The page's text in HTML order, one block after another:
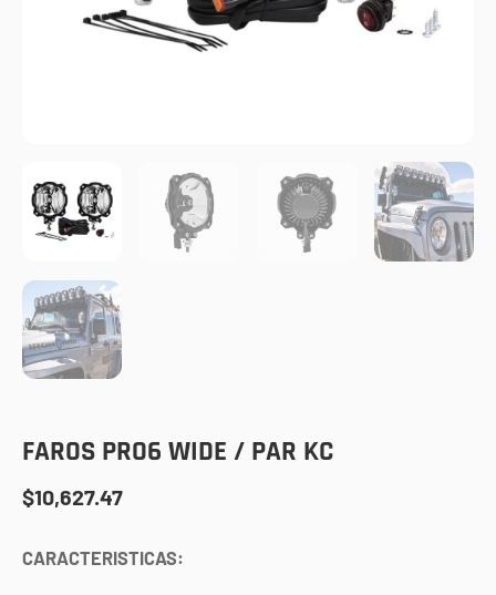
FAROS PRO6 WIDE / PAR KC
$10,627.47
CARACTERISTICAS: